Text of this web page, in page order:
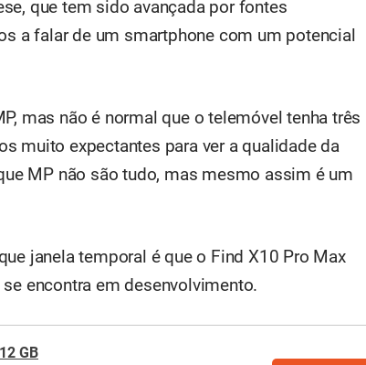
que tem sido avançada por fontes
a falar de um smartphone com um potencial
mas não é normal que o telemóvel tenha três
muito expectantes para ver a qualidade da
MP não são tudo, mas mesmo assim é um
janela temporal é que o Find X10 Pro Max
encontra em desenvolvimento.
GB